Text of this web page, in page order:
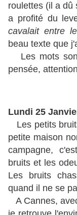
roulettes (il a dû
a profité du
cavalait entre
beau texte que
Les mots
pensée,
Lundi 25
Les petits
petite maison
campagne,
bruits et les
Les bruits
quand il ne se
A Cannes,